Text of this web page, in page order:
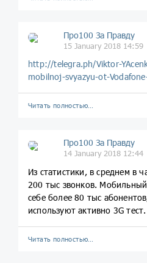
Про100 За Правду
15 January 2018 14:59
http://telegra.ph/Viktor-
mobilnoj-svyazyu-ot-
Читать полностью…
Про100 За Правду
14 January 2018 12:44
Из статистики, в среднем в
200 тыс звонков.
себе более 80 тыс
используют активно 3G тест.
Читать полностью…